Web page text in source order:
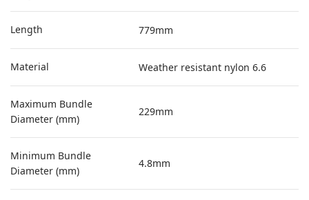
Length 779mm
Material Weather resistant nylon 6.6
Maximum Bundle
Diameter (mm)
229mm
Minimum Bundle
Diameter (mm)
4.8mm